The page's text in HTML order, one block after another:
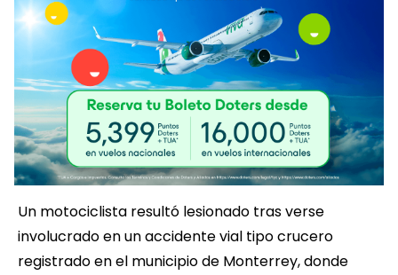
Un motociclista resultó lesionado tras verse
involucrado en un accidente vial tipo crucero
registrado en el municipio de Monterrey, donde